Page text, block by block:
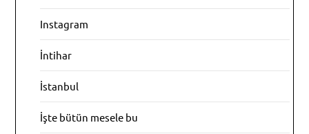
Instagram
İntihar
İstanbul
İşte bütün mesele bu